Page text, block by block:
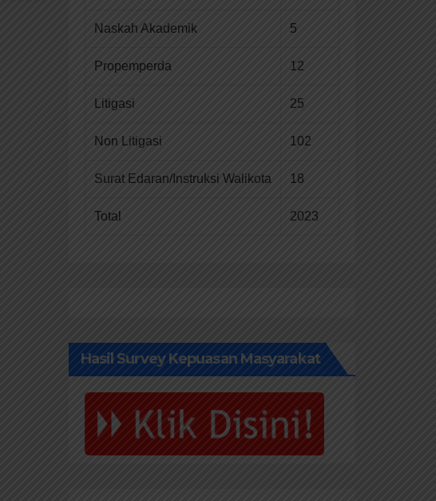
Naskah Akademik 5
Propemperda 12
Litigasi 25
Non Litigasi 102
Surat Edaran/Instruksi Walikota 18
Total 2023
Hasil Survey Kepuasan Masyarakat